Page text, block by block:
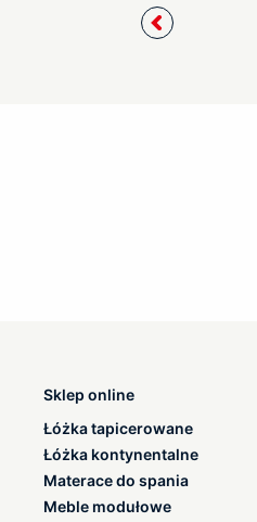
Sklep online
Łóżka tapicerowane
Łóżka kontynentalne
Materace do spania
Meble modułowe